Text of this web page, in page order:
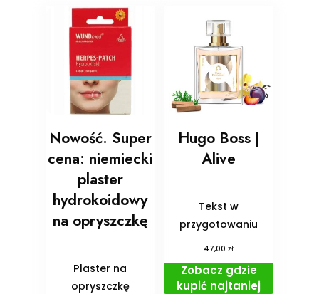
Nowość. Super
cena: niemiecki
plaster
hydrokoidowy
na opryszczkę
Plaster na
opryszczkę
Hugo Boss |
Alive
Tekst w
przygotowaniu
47,00zł
Zobacz gdzie
kupić najtaniej